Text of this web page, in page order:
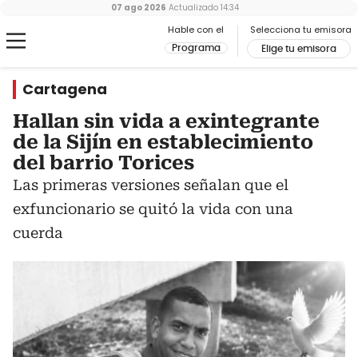
Hable con el
Programa
Selecciona tu emisora
Elige tu emisora
07 ago 2026 Actualizado 14:34
Cartagena
Hallan sin vida a exintegrante
de la Sijín en establecimiento
del barrio Torices
Las primeras versiones señalan que el
exfuncionario se quitó la vida con una
cuerda